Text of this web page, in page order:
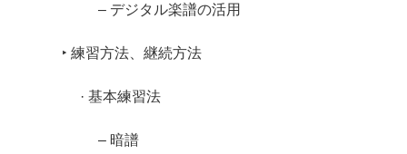
– デジタル楽譜の活用
‣ 練習方法、継続方法
· 基本練習法
– 暗譜